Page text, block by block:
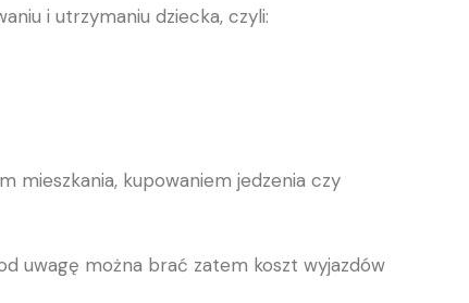
i utrzymaniu dziecka, czyli:
mieszkania, kupowaniem jedzenia czy
uwagę można brać zatem koszt wyjazdów